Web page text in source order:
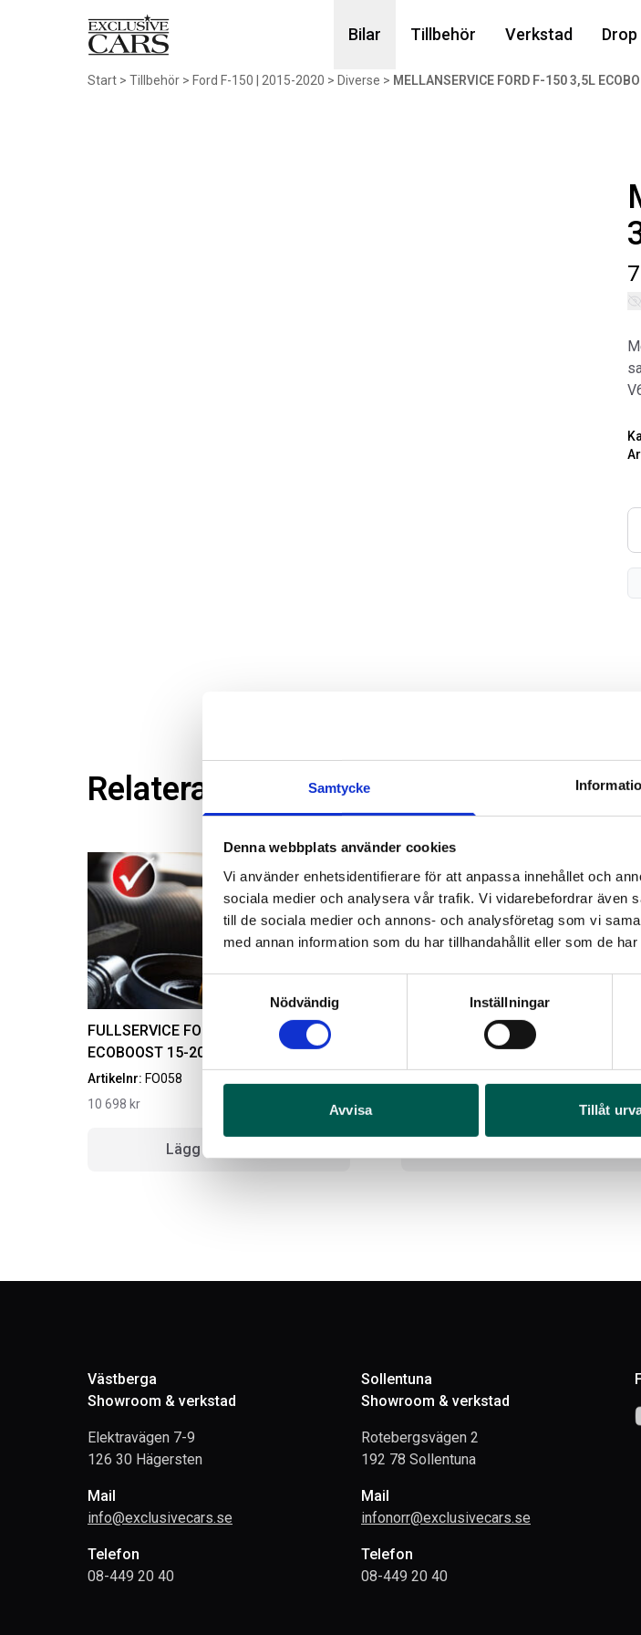
Samtycke
Denna webbplats använder cookies
Vi använder enhetsidentifierare för att anpassa innehållet och
sociala medier och analysera vår trafik. Vi vidarebefordrar även
till de sociala medier och annons- och analysföretag som vi
med annan information som du har tillhandahållit eller som de
Samtyckesval
Nödvändig
Inställningar
Avvisa Tillåt
Bilar Tillbehör Verkstad
Start > Tillbehör > Ford F-150 | 2015-2020 > Diverse > MELLANSERVICE FORD F-150 3,5L
Relaterade produkter
FULLSERVICE FORD F-150 3,5L
ECOBOOST 15-20
Artikelnr: FO058
10 698 kr
Lägg i varukorg
MELLANSERVICE FORD F-150 3,5L
ECOBOOST15-20
Västberga
Showroom & verkstad
Elektravägen 7-9
126 30 Hägersten
Mail
info@exclusivecars.se
Telefon
08-449 20 40
Sollentuna
Showroom & verkstad
Rotebergsvägen 2
192 78 Sollentuna
Mail
infonorr@exclusivecars.se
Telefon
08-449 20 40